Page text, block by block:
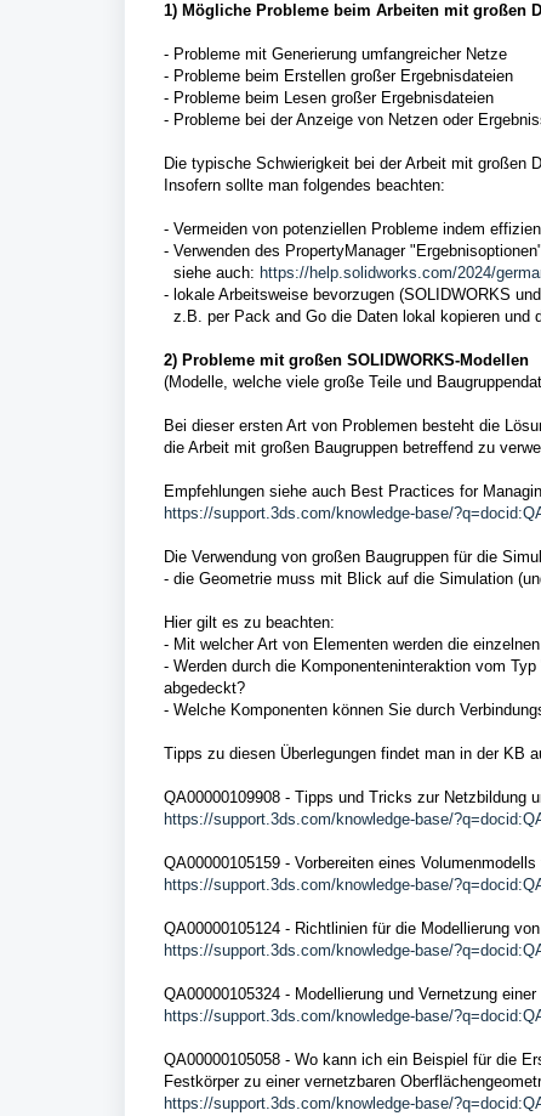
1) Mögliche Probleme beim Arbeiten mit großen
- Probleme mit Generierung umfangreicher Netze
- Probleme beim Erstellen großer Ergebnisdateien
- Probleme beim Lesen großer Ergebnisdateien
- Probleme bei der Anzeige von Netzen oder
Die typische Schwierigkeit bei der Arbeit mit großen
Insofern sollte man folgendes beachten:
- Vermeiden von potenziellen Probleme indem
- Verwenden des PropertyManager
siehe auch: https://help.solidworks.com/2024/
- lokale Arbeitsweise bevorzugen (SOLIDWORKS
z.B. per Pack and Go die Daten lokal kopieren und
2) Probleme mit großen SOLIDWORKS-Modellen
(Modelle, welche viele große Teile und
Bei dieser ersten Art von Problemen besteht die
die Arbeit mit großen Baugruppen betreffend zu
Empfehlungen siehe auch Best Practices for
https://support.3ds.com/knowledge-base/
Die Verwendung von großen Baugruppen für die
- die Geometrie muss mit Blick auf die Simulation
Hier gilt es zu beachten:
- Mit welcher Art von Elementen werden die
- Werden durch die Komponenteninteraktion vom
abgedeckt?
- Welche Komponenten können Sie durch
Tipps zu diesen Überlegungen findet man in der KB
QA00000109908 - Tipps und Tricks zur Netzbildung
https://support.3ds.com/knowledge-base/
QA00000105159 - Vorbereiten eines
https://support.3ds.com/knowledge-base/
QA00000105124 - Richtlinien für die Modellierung
https://support.3ds.com/knowledge-base/
QA00000105324 - Modellierung und Vernetzung
https://support.3ds.com/knowledge-base/
QA00000105058 - Wo kann ich ein Beispiel für die
Festkörper zu einer vernetzbaren
https://support.3ds.com/knowledge-base/